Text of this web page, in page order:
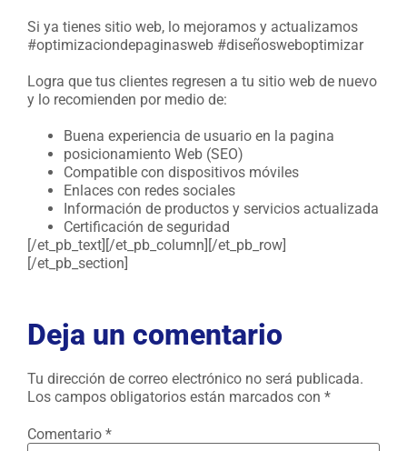
Si ya tienes sitio web, lo mejoramos y actualizamos
#optimizaciondepaginasweb #diseñosweboptimizar
Logra que tus clientes regresen a tu sitio web de nuevo
y lo recomienden por medio de:
Buena experiencia de usuario en la pagina
posicionamiento Web (SEO)
Compatible con dispositivos móviles
Enlaces con redes sociales
Información de productos y servicios actualizada
Certificación de seguridad
[/et_pb_text][/et_pb_column][/et_pb_row]
[/et_pb_section]
Deja un comentario
Tu dirección de correo electrónico no será publicada.
Los campos obligatorios están marcados con *
Comentario *